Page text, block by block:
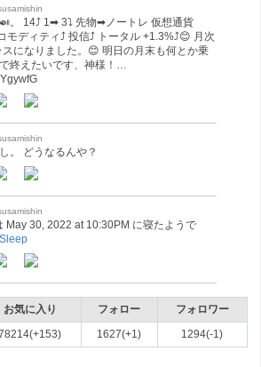
。 14⤴ 1➡ 3⤵ 先物➡ノートレ 仮想通貨
モディティ⤴ 投信⤴ トータル +1.3%⤴😊 月次
スになりました。😊 明日の月末も何とか乗
終えたいです、神様！…
。 どうなるんや？
May 30, 2022 at 10:30PM に寝たようで
お気に入り フォロー
フォロワー
1627(+1) 1294(-1)